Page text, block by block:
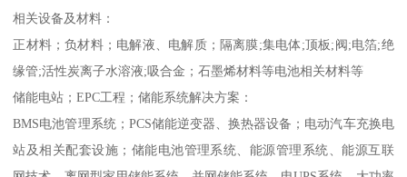
相关设备及材料：
正材料；负材料；电解液、电解质；隔离膜;集电体;顶板;阀;电箔;绝
缘管;活性炭离子水溶液;吸合金；石墨烯材料等电池相关材料等
储能电站；EPC工程；储能系统解决方案：
BMS电池管理系统；PCS储能逆变器、换热器设备；电动汽车充换电
站及相关配套设施；储能电池管理系统、能源管理系统、能源互联